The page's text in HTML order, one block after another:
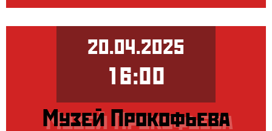
20.04.2025
16:00
Музей Прокофьева